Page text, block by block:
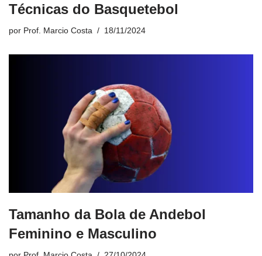
Técnicas do Basquetebol
por Prof. Marcio Costa 18/11/2024
Tamanho da Bola de Andebol
Feminino e Masculino